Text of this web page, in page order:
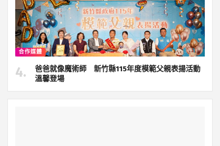
合作媒體
爸爸就像魔術師 新竹縣115年度模範父親表揚活動
溫馨登場